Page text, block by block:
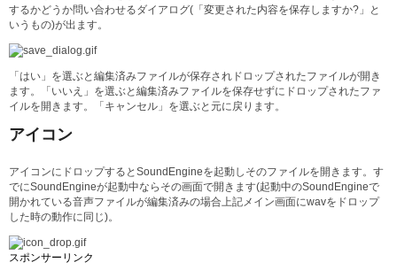
するかどうか問い合わせるダイアログ(「変更された内容を保存しますか?」と
いうもの)が出ます。
「はい」を選ぶと編集済みファイルが保存されドロップされたファイルが開き
ます。「いいえ」を選ぶと編集済みファイルを保存せずにドロップされたファ
イルを開きます。「キャンセル」を選ぶと元に戻ります。
アイコン
アイコンにドロップするとSoundEngineを起動しそのファイルを開きます。す
でにSoundEngineが起動中ならその画面で開きます(起動中のSoundEngineで
開かれている音声ファイルが編集済みの場合上記メイン画面にwavをドロップ
した時の動作に同じ)。
スポンサーリンク